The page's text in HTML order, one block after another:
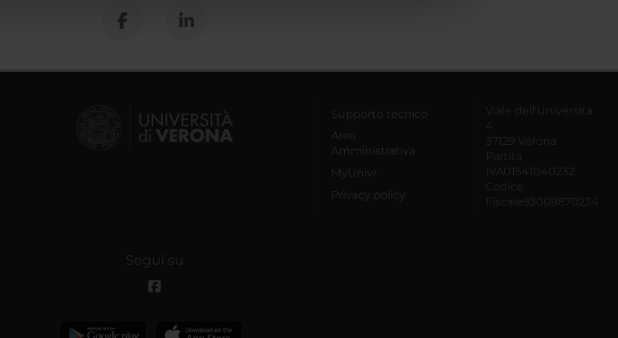
Supporto tecnico
Area
Amministrativa
MyUnivr
Privacy policy
Viale dell'Università
4
37129 Verona
Partita
IVA01541040232
Codice
Fiscale93009870234
Segui su